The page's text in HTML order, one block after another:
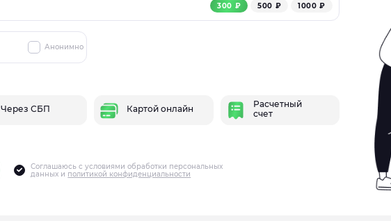
300 ₽ 500 ₽ 1000 ₽
Анонимно
Через СБП Картой онлайн
Расчетный
счет
Соглашаюсь с условиями обработки персональных
данных и политикой конфиденциальности